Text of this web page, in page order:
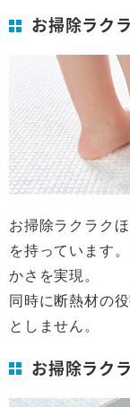
お掃除ラク
お掃除ラクラク
を持っています
かさを実現。
同時に断熱材の
としません。
お掃除ラク